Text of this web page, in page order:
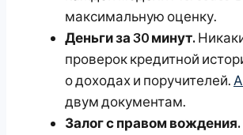
максимальную оценку.
Деньги за 30 минут.
проверок кредитной
о доходах и поручителей.
двум документам.
Залог с правом вождения.